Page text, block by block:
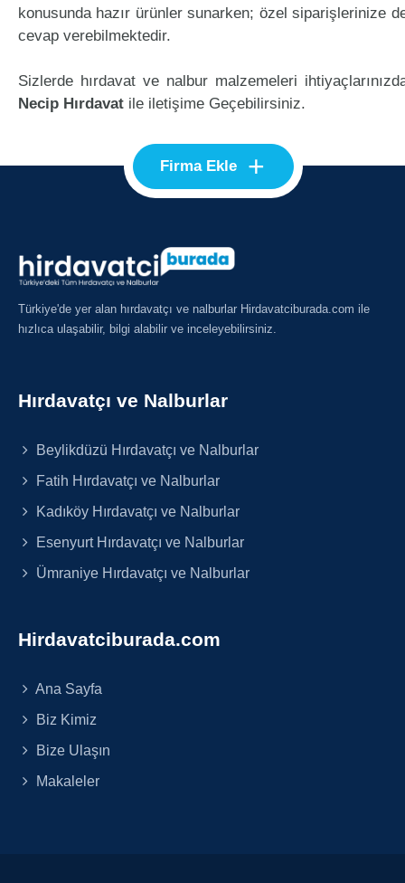
konusunda hazır ürünler sunarken; özel siparişlerinize
cevap verebilmektedir.
Sizlerde hırdavat ve nalbur malzemeleri
Necip Hırdavat ile iletişime Geçebilirsiniz.
Firma Ekle +
Türkiye'de yer alan hırdavatçı ve nalburlar Hirdavatciburada.com ile
hızlıca ulaşabilir, bilgi alabilir ve inceleyebilirsiniz.
Hırdavatçı ve Nalburlar
Beylikdüzü Hırdavatçı ve Nalburlar
Fatih Hırdavatçı ve Nalburlar
Kadıköy Hırdavatçı ve Nalburlar
Esenyurt Hırdavatçı ve Nalburlar
Ümraniye Hırdavatçı ve Nalburlar
Hirdavatciburada.com
Ana Sayfa
Biz Kimiz
Bize Ulaşın
Makaleler